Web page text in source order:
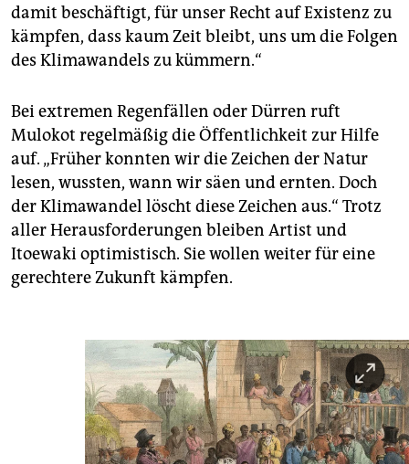
damit beschäftigt, für unser Recht auf Existenz zu
kämpfen, dass kaum Zeit bleibt, uns um die Folgen
des Klimawandels zu kümmern.“
Bei extremen Regenfällen oder Dürren ruft
Mulokot regelmäßig die Öffentlichkeit zur Hilfe
auf. „Früher konnten wir die Zeichen der Natur
lesen, wussten, wann wir säen und ernten. Doch
der Klimawandel löscht diese Zeichen aus.“ Trotz
aller Herausforderungen bleiben Artist und
Itoewaki optimistisch. Sie wollen weiter für eine
gerechtere Zukunft kämpfen.